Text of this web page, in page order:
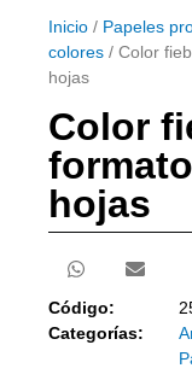
Inicio / Papeles
colores / Color
hojas
Color
hojas
Código:
Categorías: